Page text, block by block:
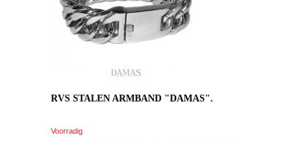
RVS STALEN ARMBAND "DAMAS".
Voorradig